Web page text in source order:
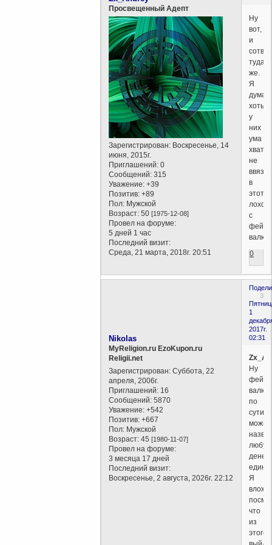
Просвещенный Адепт
Зарегистрирован: Воскресенье, 14
июня, 2015г.
Приглашений: 0
Сообщений: 315
Уважение: +39
Позитив: +89
Пол: Мужской
Возраст: 50[1975-12-08]
Провел на форуме:
5 дней 1 час
Последний визит:
Среда, 21 марта, 2018г. 20:51
Ну
вот,
и
туда
же.
Я
думал
хоть
у
них
ума
хватит
не
в
этот
с
фейк
0
3
1
2017г.
02:31
Nikolas
MyReligion.ru EzoKupon.ru
Religii.net
Зарегистрирован: Суббота, 22
апреля, 2006г.
Приглашений: 16
Сообщений: 5870
Уважение: +542
Позитив: +667
Пол: Мужской
Возраст: 45[1980-11-07]
Провел на форуме:
3 месяца 17 дней
Последний визит:
Воскресенье, 2 августа, 2026г. 22:12
Ну
по
сути,
можно
любую
Я
что
из
этого